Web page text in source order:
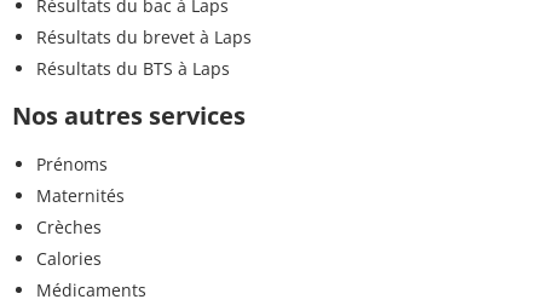
Résultats du bac à Laps
Résultats du brevet à Laps
Résultats du BTS à Laps
Nos autres services
Prénoms
Maternités
Crèches
Calories
Médicaments